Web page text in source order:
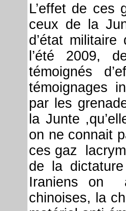
L’effet de
ceux de la
d’état
l’été 2009,
témoignés
témoignages
par les
la Junte
on ne connait
ces gaz
de la
Iraniens on
chinoises, la